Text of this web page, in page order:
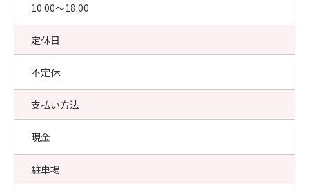
10:00〜18:00
定休日
不定休
支払い方法
現金
駐車場